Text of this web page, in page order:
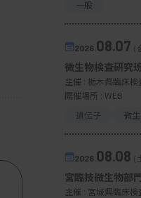
一般
2026. 08.07（
微生物検査研究
主催 : 栃木県臨床検
開催場所 : WEB
遺伝子
微
2026. 08.08（
宮臨技微生物部
主催 : 宮城県臨床検